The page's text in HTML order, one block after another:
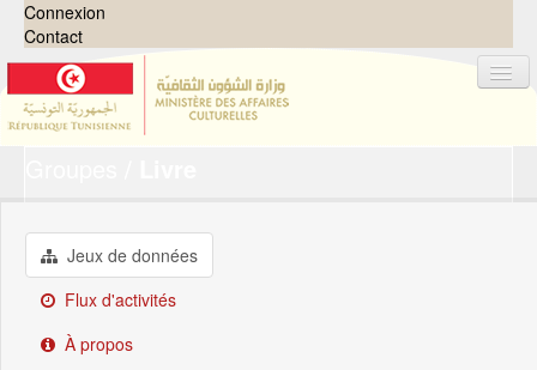
Connexion
Contact
Groupes
Demandes
À propos
Jeux de données
Flux d'activités
À propos